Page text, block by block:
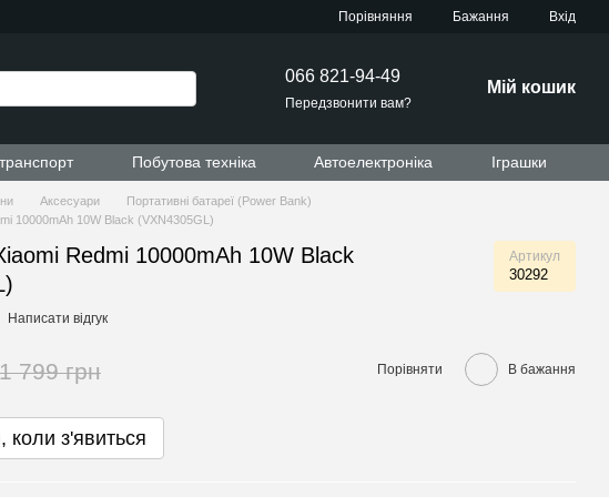
Порівняння Бажання Вхід
066 821-94-49
Передзвонити вам?
Мій кошик
Побутова техніка Автоелектроніка Іграшки
Аксесуари
Портативні батареї (Power Bank)
10000mAh 10W Black (VXN4305GL)
Redmi 10000mAh 10W Black
Артикул
30292
Написати відгук
1 799 грн Порівняти В бажання
коли з'явиться